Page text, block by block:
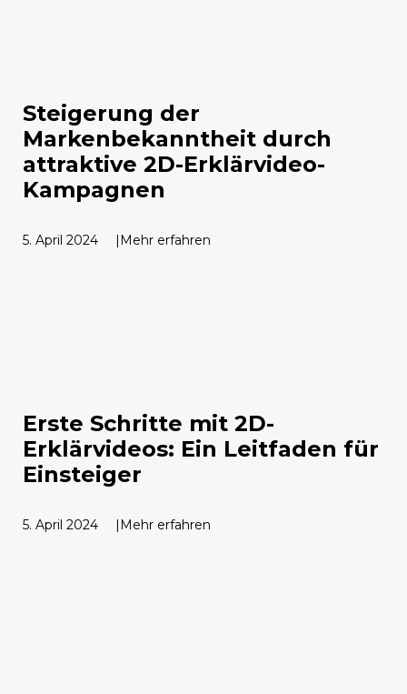
Steigerung der
Markenbekanntheit durch
attraktive 2D-Erklärvideo-
Kampagnen
5. April 2024 Mehr erfahren
Erste Schritte mit 2D-
Erklärvideos: Ein Leitfaden für
Einsteiger
5. April 2024 Mehr erfahren